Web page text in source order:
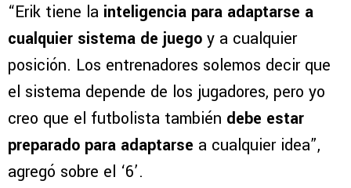
“Erik tiene la inteligencia para adaptarse a
cualquier sistema de juego y a cualquier
posición. Los entrenadores solemos decir que
el sistema depende de los jugadores, pero yo
creo que el futbolista también debe estar
preparado para adaptarse a cualquier idea”,
agregó sobre el ‘6’.